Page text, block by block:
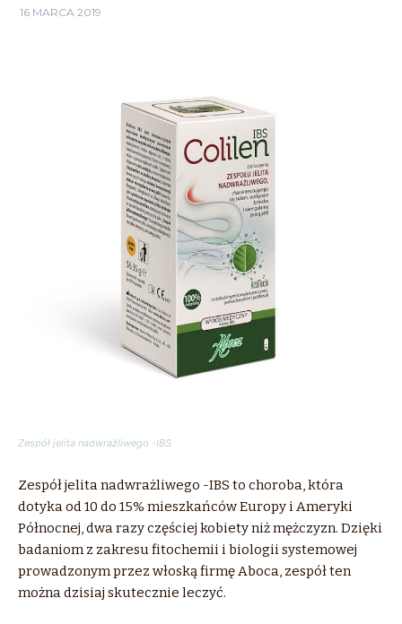
16 MARCA 2019
Zespół jelita nadwrażliwego -IBS
Zespół jelita nadwrażliwego -IBS to choroba, która
dotyka od 10 do 15% mieszkańców Europy i Ameryki
Północnej, dwa razy częściej kobiety niż mężczyzn. Dzięki
badaniom z zakresu fitochemii i biologii systemowej
prowadzonym przez włoską firmę Aboca, zespół ten
można dzisiaj skutecznie leczyć.